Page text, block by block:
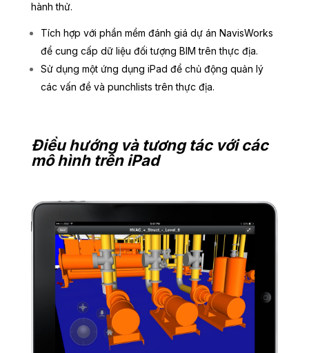
hành thử.
Tích hợp với phần mềm đánh giá dự án NavisWorks
để cung cấp dữ liệu đối tượng BIM trên thực địa.
Sử dụng một ứng dụng iPad để chủ động quản lý
các vấn đề và punchlists trên thực địa.
Điều hướng và tương tác với các
mô hình trên iPad